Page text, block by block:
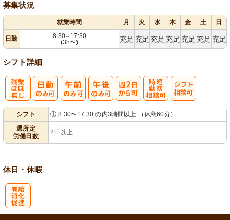
募集状況
就業時間 月 火 水 木 金 土 日
日勤 8:30～ 17:30
(3h〜)
充足 充足 充足 充足 充足 充足 充足
シフト詳細
シフト
① 8:30〜17:30 の内3時間以上 （休憩60分）
週所定
労働日数
2日以上
休日・休暇